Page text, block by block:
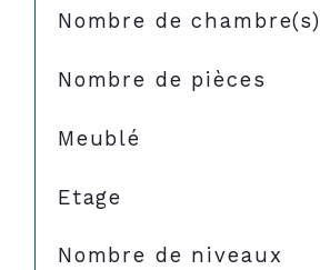
Nombre de chambre(s)
Nombre de pièces
Meublé
Etage
Nombre de niveaux